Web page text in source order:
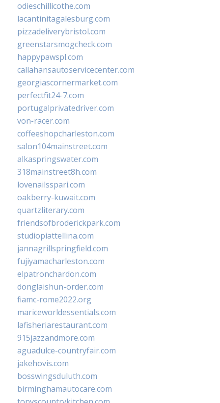
odieschillicothe.com
lacantinitagalesburg.com
pizzadeliverybristol.com
greenstarsmogcheck.com
happypawspl.com
callahansautoservicecenter.com
georgiascornermarket.com
perfectfit24-7.com
portugalprivatedriver.com
von-racer.com
coffeeshopcharleston.com
salon104mainstreet.com
alkaspringswater.com
318mainstreet8h.com
lovenailsspari.com
oakberry-kuwait.com
quartzliterary.com
friendsofbroderickpark.com
studiopiattellina.com
jannagrillspringfield.com
fujiyamacharleston.com
elpatronchardon.com
donglaishun-order.com
fiamc-rome2022.org
mariceworldessentials.com
lafisheriarestaurant.com
915jazzandmore.com
aguadulce-countryfair.com
jakehovis.com
bosswingsduluth.com
birminghamautocare.com